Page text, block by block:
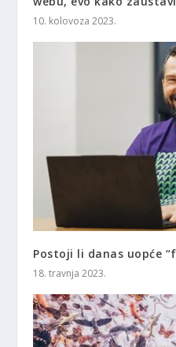
10. kolovoza 2023.
Postoji li danas uopće
18. travnja 2023.